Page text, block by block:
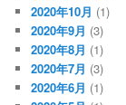
2020年10月 (1)
2020年9月 (3)
2020年8月 (1)
2020年7月 (3)
2020年6月 (1)